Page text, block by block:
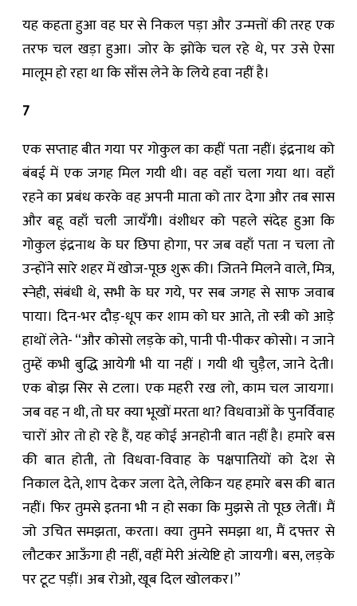
यह कहता हुआ वह घर से निकल पड़ा और उन्मत्तों की तरह एक
तरफ चल खड़ा हुआ। जोर के झोंके चल रहे थे, पर उसे ऐसा
मालूम हो रहा था कि साँस लेने ‍के लिये हवा नहीं है।
7
एक सप्ताह बीत गया पर गोकुल का कहीं पता नहीं। इंद्रनाथ को
बंबई में एक जगह मिल गयी थी। वह वहाँ चला गया था। वहाँ
रहने का प्रबंध करके वह अपनी माता को तार देगा और तब सास
और बहू वहाँ चली जायँगी। वंशीधर को पहले संदेह हुआ कि
गोकुल इंद्रनाथ के घर छिपा होगा, पर जब वहाँ पता न चला तो
उन्होंने सारे शहर में खोज-पूछ शुरू की। जितने मिलने वाले, मित्र,
स्ने‍ही, संबंधी थे, सभी के घर गये, पर सब जगह से साफ जवाब
‍पाया। दिन-भर दौड़-धूप कर शाम को घर आते, तो स्त्री को आड़े
हाथों लेते- “और कोसो लड़के को, पानी पी-पीकर कोसो। न जाने
तुम्हें कभी बु‍द्धि आयेगी भी या नहीं । गयी थी चुड़ैल, जाने देती।
एक बोझ सिर से टला। एक महरी रख लो, काम चल जायगा।
जब वह न थी, तो घर क्या भूखों मरता था? विधवाओं के पुनर्विवाह
चारों ओर तो हो रहे हैं, यह कोई अनहोनी बात नहीं है। हमारे बस
की बात होती, तो विधवा-विवाह के पक्षपातियों को देश से
निकाल देते, शाप देकर जला देते, लेकिन यह हमारे बस की बात
नहीं। फिर तुमसे इतना भी न हो सका कि मुझसे तो पूछ लेतीं। मैं
जो उचित समझता, करता। क्या तुमने समझा था, मैं दफ्तर से
लौटकर आऊँगा ही नहीं, वहीं मेरी अंत्येष्टि हो जायगी। बस, लड़के
पर टूट पड़ीं। अब रोओ, खूब दिल खोलकर।”